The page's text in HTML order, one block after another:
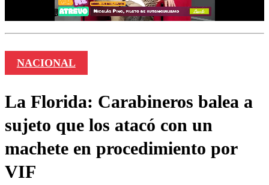
NACIONAL
La Florida: Carabineros balea a
sujeto que los atacó con un
machete en procedimiento por
VIF